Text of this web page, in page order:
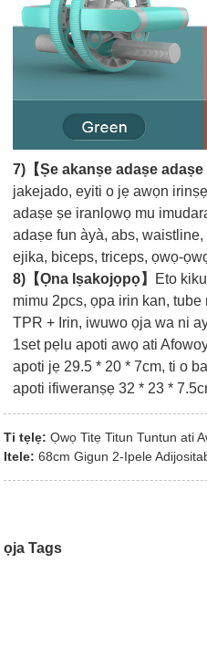
7)【Ṣe akanṣe adaṣe adaṣe
jakejado, eyiti o jẹ awọn
adaṣe ṣe iranlọwọ mu
adaṣe fun àyà, abs, waistline,
ejika, biceps, triceps, ọwọ-
8)【Ọna Iṣakojọpọ】 Eto
mimu 2pcs, ọpa irin kan,
TPR + Irin, iwuwo ọja wa ni
1set pẹlu apoti awọ ati
apoti jẹ 29.5 * 20 * 7cm, ti o
apoti ifiweranṣẹ 32 * 23 *
Ti tẹlẹ: Ọwọ Titẹ Titun Tuntun ati
Itele: 68cm Gigun 2-Ipele
ọja Tags